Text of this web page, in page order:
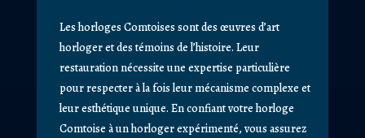
Les horloges Comtoises sont des œuvres d’art
horloger et des témoins de l’histoire. Leur
restauration nécessite une expertise particulière
pour respecter à la fois leur mécanisme complexe et
leur esthétique unique. En confiant votre horloge
Comtoise à un horloger expérimenté, vous assurez